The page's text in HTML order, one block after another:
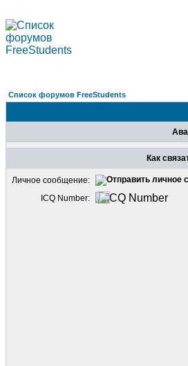
Список форумов FreeStudents
Как
Личное сообщение:
ICQ Number: